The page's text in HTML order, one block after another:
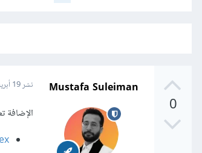
0
Mustafa Suleiman نشر19 أبريل 2025
الإضافة